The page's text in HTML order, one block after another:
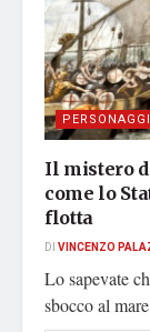
Il mistero
come lo
flotta
DI VINCENZO
Lo sapevate
sbocco al